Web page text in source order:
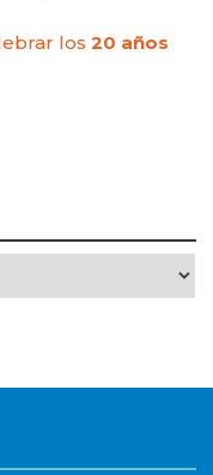
los 20 años